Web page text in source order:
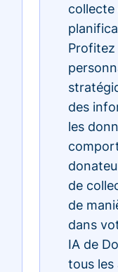
collecte
Profitez
des
les
de
de
dans
IA de
tous